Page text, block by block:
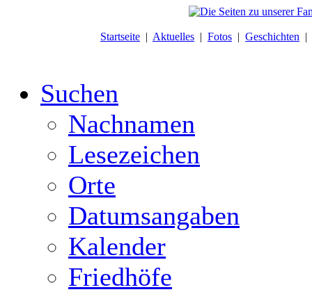
Startseite | Aktuelles | Fotos | Geschichten |
Suchen
Nachnamen
Lesezeichen
Orte
Datumsangaben
Kalender
Friedhöfe